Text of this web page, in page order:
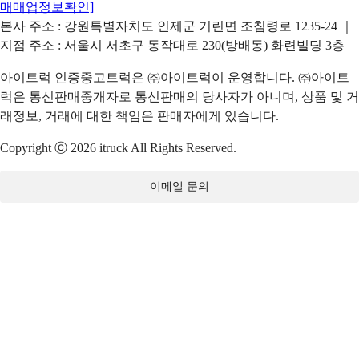
매매업정보확인]
본사 주소 : 강원특별자치도 인제군 기린면 조침령로 1235-24 ｜
지점 주소 : 서울시 서초구 동작대로 230(방배동) 화련빌딩 3층
아이트럭 인증중고트럭은 ㈜아이트럭이 운영합니다. ㈜아이트
럭은 통신판매중개자로 통신판매의 당사자가 아니며, 상품 및 거
래정보, 거래에 대한 책임은 판매자에게 있습니다.
Copyright ⓒ 2026 itruck All Rights Reserved.
이메일 문의